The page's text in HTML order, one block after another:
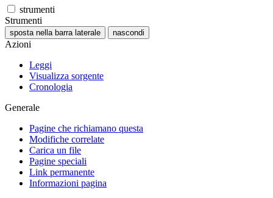
strumenti
Strumenti
sposta nella barra laterale nascondi
Azioni
Leggi
Visualizza sorgente
Cronologia
Generale
Pagine che richiamano questa
Modifiche correlate
Carica un file
Pagine speciali
Link permanente
Informazioni pagina